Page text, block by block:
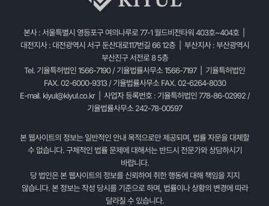
본사 : 서울특별시 영등포구 여의나루로 77-1 월드비전타워 403호~404호 |
대전지사 : 대전광역시 서구 둔산대로117번길 66 12층 | 부산지사 : 부산광역시
부산진구 서전로 8 5층
Tel. 기율특허법인 1566-7190 / 기율법률사무소 1566-7197 | 기율특허법인
FAX. 02-6000-9313 / 기율법률사무소 FAX. 02-6264-8030
E-mail. kiyul@kiyul.co.kr| 사업자 등록번호 : 기율특허법인 778-86-02992 /
기율법률사무소 242-78-00597
본 웹사이트의 정보는 일반적인 안내 목적으로만 제공되며, 법률 자문을 대체할
수 없습니다. 구체적인 법률 문제에 대해서는 반드시 전문가와 상담하시기
바랍니다.
당 법인은 본 웹사이트의 정보를 신뢰하여 취한 행동에 대해 책임을 지지
않습니다. 본 정보는 작성 당시를 기준으로 하며, 법률이나 상황의 변경에 따라
달라질 수 있습니다.